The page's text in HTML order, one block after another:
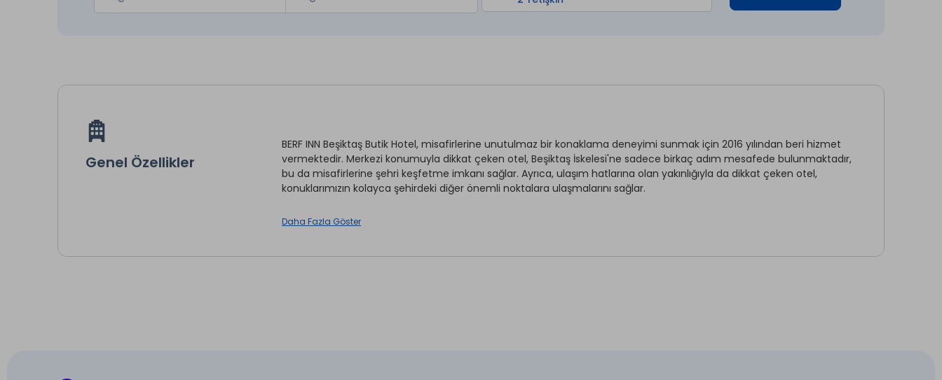
Genel Özellikler
BERF INN Beşiktaş Butik Hotel, misafirlerine unutulmaz bir konaklama deneyimi sunmak için 2016 yılından beri hizmet
vermektedir. Merkezi konumuyla dikkat çeken otel, Beşiktaş İskelesi'ne sadece birkaç adım mesafede bulunmaktadır,
bu da misafirlerine şehri keşfetme imkanı sağlar. Ayrıca, ulaşım hatlarına olan yakınlığıyla da dikkat çeken otel,
konuklarımızın kolayca şehirdeki diğer önemli noktalara ulaşmalarını sağlar.
Oda Servisi *
Daha Fazla Göster